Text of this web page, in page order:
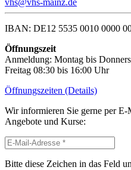
vhs@vhs-mainz.de
IBAN: DE12 5535 0010 0000
Öffnungszeit
Anmeldung: Montag bis
Freitag 08:30 bis 16:00 Uhr
Öffnungszeiten (Details)
Wir informieren Sie gerne per E-
Angebote und Kurse:
Bitte diese Zeichen in das Feld